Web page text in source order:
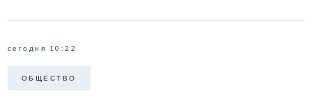
сегодня 10:22
ОБЩЕСТВО